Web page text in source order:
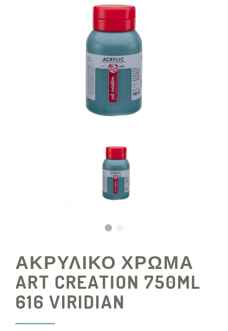
ΑΚΡΥΛΙΚΟ ΧΡΩΜΑ
ART CREATION 750ML
616 VIRIDIAN